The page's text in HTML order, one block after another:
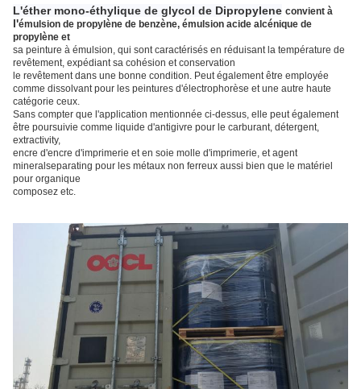
L'éther mono-éthylique de glycol de Dipropylene convient à
l'émulsion de propylène de benzène, émulsion acide alcénique de
propylène et
sa peinture à émulsion, qui sont caractérisés en réduisant la température de
revêtement, expédiant sa cohésion et conservation
le revêtement dans une bonne condition. Peut également être employée
comme dissolvant pour les peintures d'électrophorèse et une autre haute
catégorie ceux.
Sans compter que l'application mentionnée ci-dessus, elle peut également
être poursuivie comme liquide d'antigivre pour le carburant, détergent,
extractivity,
encre d'encre d'imprimerie et en soie molle d'imprimerie, et agent
mineralseparating pour les métaux non ferreux aussi bien que le matériel
pour organique
composez etc.